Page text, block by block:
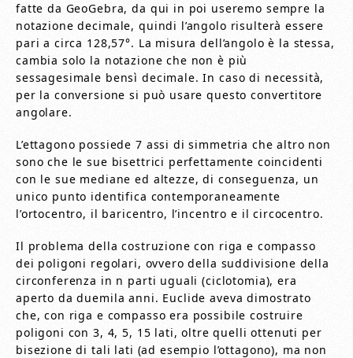
fatte da GeoGebra, da qui in poi useremo sempre la
notazione decimale, quindi l’angolo risulterà essere
pari a circa 128,57°. La misura dell’angolo è la stessa,
cambia solo la notazione che non è più
sessagesimale bensì decimale. In caso di necessità,
per la conversione si può usare questo convertitore
angolare.
L’ettagono possiede 7 assi di simmetria che altro non
sono che le sue bisettrici perfettamente coincidenti
con le sue mediane ed altezze, di conseguenza, un
unico punto identifica contemporaneamente
l’ortocentro, il baricentro, l’incentro e il circocentro.
Il problema della costruzione con riga e compasso
dei poligoni regolari, ovvero della suddivisione della
circonferenza in n parti uguali (ciclotomia), era
aperto da duemila anni. Euclide aveva dimostrato
che, con riga e compasso era possibile costruire
poligoni con 3, 4, 5, 15 lati, oltre quelli ottenuti per
bisezione di tali lati (ad esempio l’ottagono), ma non